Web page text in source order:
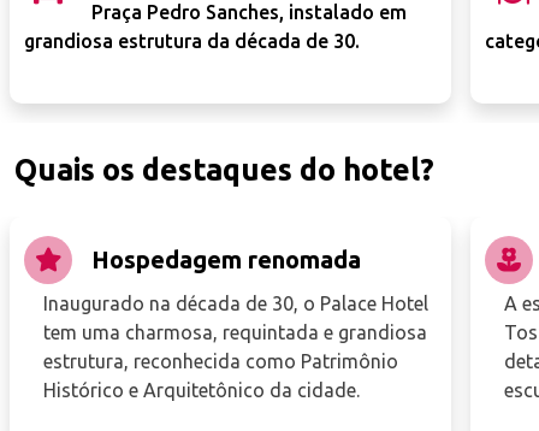
Praça Pedro Sanches, instalado em
grandiosa estrutura da década de 30.
Quais os destaques do hotel?
Hospedagem renomada
Inaugurado na década de 30, o Palace Hotel
tem uma charmosa, requintada e grandiosa
estrutura, reconhecida como Patrimônio
Histórico e Arquitetônico da cidade.
A